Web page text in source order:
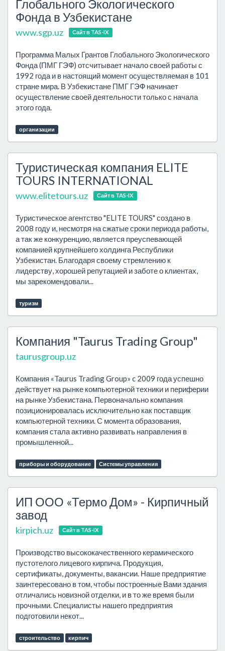
Глобального Экологического
Фонда в Узбекистане
www.sgp.uz Сайт в TAS-IX
Программа Малых Грантов Глобального Экологического
Фонда (ПМГ ГЭФ) отсчитывает начало своей работы с
1992 года и в настоящий момент осуществляемая в 101
стране мира. В Узбекистане ПМГ ГЭФ начинает
осуществление своей деятельности только с начала
этого года.
организации
Туристическая компания ELITE
TOURS INTERNATIONAL
www.elitetours.uz Сайт в TAS-IX
Туристическое агентство "ELITE TOURS" создано в
2008 году и, несмотря на сжатые сроки периода работы,
а так же конкуренцию, является преуспевающей
компанией крупнейшего холдинга Республики
Узбекистан. Благодаря своему стремлению к
лидерству, хорошей репутацией и заботе о клиентах,
мы зарекомендовали...
туризм
Компания "Taurus Trading Group"
taurusgroup.uz
Компания «Taurus Trading Group» c 2009 года успешно
действует на рынке компьютерной техники и периферии
на рынке Узбекистана. Первоначально компания
позиционировалась исключительно как поставщик
компьютерной техники. С момента образования,
компания стала активно развивать направления в
промышленной...
приборы и оборудование Системы управления
ИП ООО «Термо Дом» - Кирпичный
завод
kirpich.uz Сайт в TAS-IX
Производство высококачественного керамического
пустотелого лицевого кирпича. Продукция,
сертификаты, документы, вакансии. Наше предприятие
заинтересовано в том, чтобы построенные Вами здания
отличались новизной отделки, и в то же время были
прочными. Специалисты нашего предприятия
подготовили некот...
строительство кирпич